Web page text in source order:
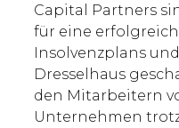
Capital Partners
für eine
Insolvenzplans
Dresselhaus
den Mitarbeitern
Unternehmen